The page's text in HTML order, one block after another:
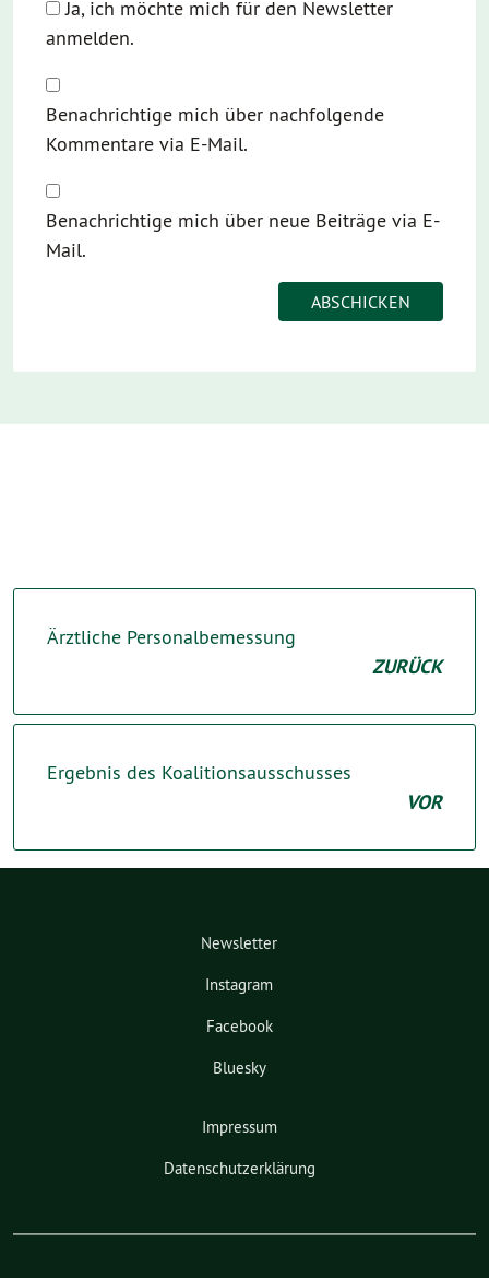
Ja, ich möchte mich für den Newsletter
anmelden.
Benachrichtige mich über nachfolgende
Kommentare via E-Mail.
Benachrichtige mich über neue Beiträge via E-
Mail.
Ärztliche Personalbemessung
ZURÜCK
Ergebnis des Koalitionsausschusses
VOR
Newsletter
Instagram
Facebook
Bluesky
Impressum
Datenschutzerklärung